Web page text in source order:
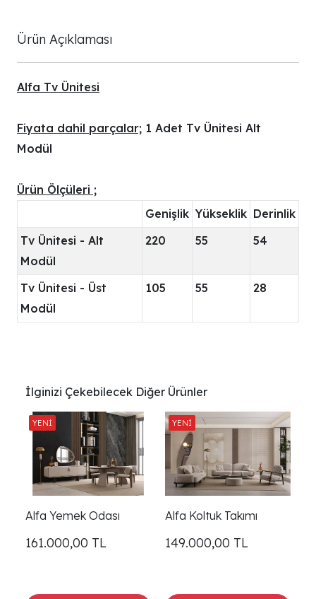
Ürün Açıklaması
Alfa Tv Ünitesi
Fiyata dahil parçalar; 1 Adet Tv Ünitesi Alt
Modül
Ürün Ölçüleri ;
Genişlik Yükseklik Derinlik
Tv Ünitesi - Alt
Modül
220 55 54
Tv Ünitesi - Üst
Modül
105 55 28
İlginizi Çekebilecek Diğer Ürünler
Alfa Yemek Odası
161.000,00 TL
Alfa Koltuk Takımı
149.000,00 TL